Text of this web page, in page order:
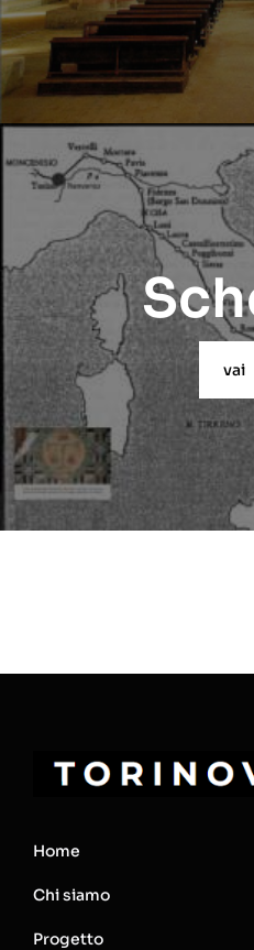
vai
Home
Chi siamo
Progetto